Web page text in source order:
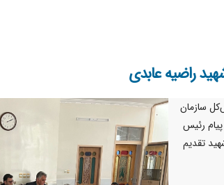
راضیه عابدی
سازمان
رئیس
تقدیم